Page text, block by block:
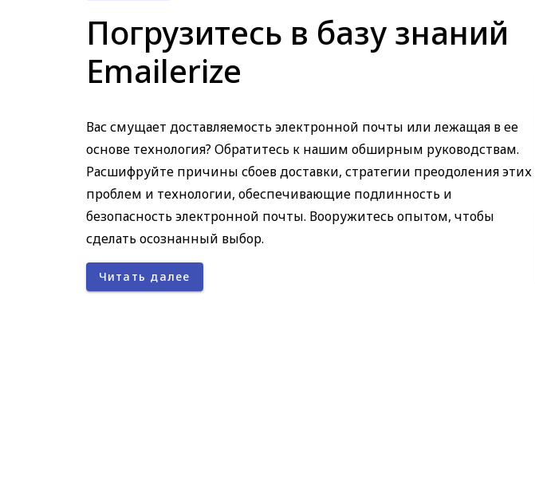
Погрузитесь в базу знаний
Emailerize
Вас смущает доставляемость электронной почты или лежащая в ее
основе технология? Обратитесь к нашим обширным руководствам.
Расшифруйте причины сбоев доставки, стратегии преодоления этих
проблем и технологии, обеспечивающие подлинность и
безопасность электронной почты. Вооружитесь опытом, чтобы
сделать осознанный выбор.
Читать далее